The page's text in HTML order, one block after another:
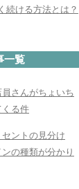
続ける方法とは？
一覧
さんがちょいち
くる件
セントの見分け
の種類が分かり